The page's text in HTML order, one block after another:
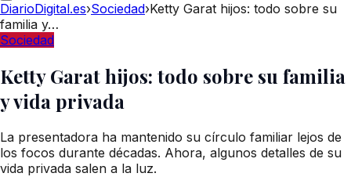
DiarioDigital.es›Sociedad›Ketty Garat hijos: todo sobre su
familia y…
Sociedad
Ketty Garat hijos: todo sobre su familia
y vida privada
La presentadora ha mantenido su círculo familiar lejos de
los focos durante décadas. Ahora, algunos detalles de su
vida privada salen a la luz.